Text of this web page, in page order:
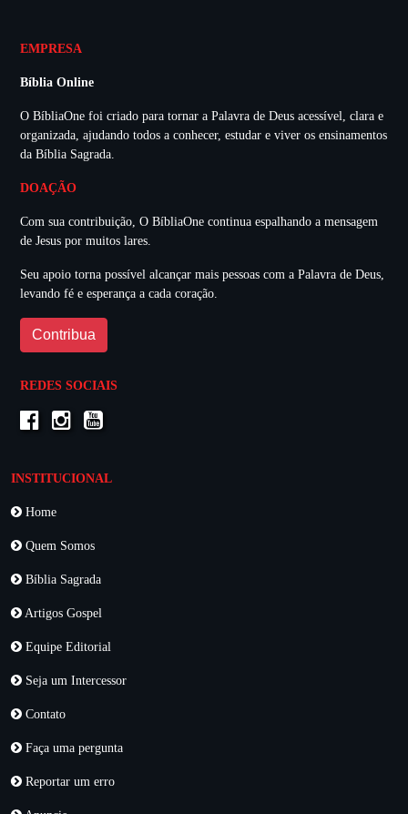
EMPRESA
Bíblia Online
O BíbliaOne foi criado para tornar a Palavra de Deus acessível, clara e
organizada, ajudando todos a conhecer, estudar e viver os ensinamentos
da Bíblia Sagrada.
DOAÇÃO
Com sua contribuição, O BíbliaOne continua espalhando a mensagem
de Jesus por muitos lares.
Seu apoio torna possível alcançar mais pessoas com a Palavra de Deus,
levando fé e esperança a cada coração.
Contribua
REDES SOCIAIS
INSTITUCIONAL
Home
Quem Somos
Bíblia Sagrada
Artigos Gospel
Equipe Editorial
Seja um Intercessor
Contato
Faça uma pergunta
Reportar um erro